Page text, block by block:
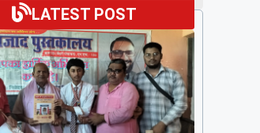
LATEST POST